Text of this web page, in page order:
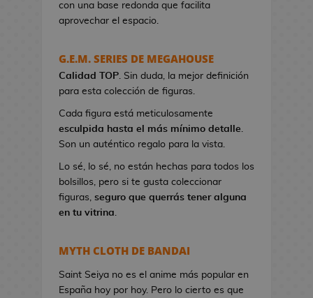
o
e
g
o
n
d
o
s
d
con una base redonda que facilita
aprovechar el espacio.
G.E.M. SERIES DE MEGAHOUSE
Calidad TOP. Sin duda, la mejor definición
para esta colección de figuras.
Cada figura está meticulosamente
esculpida hasta el más mínimo detalle.
Son un auténtico regalo para la vista.
Lo sé, lo sé, no están hechas para todos los
bolsillos, pero si te gusta coleccionar
figuras, seguro que querrás tener alguna
en tu vitrina.
MYTH CLOTH DE BANDAI
Saint Seiya no es el anime más popular en
España hoy por hoy. Pero lo cierto es que